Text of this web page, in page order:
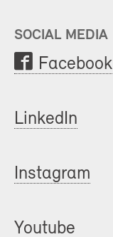
SOCIAL MEDIA
Facebook
LinkedIn
Instagram
Youtube